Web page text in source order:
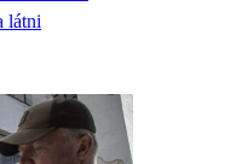
látni